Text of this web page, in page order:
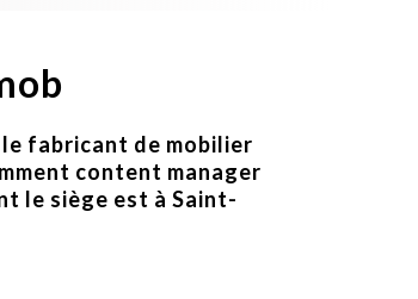
29 JUILLET 2026
LES RENDEZ-VOUS MÉDIA
INFLUENCE IA
fabricant de mobilier
content manager
le siège est à Saint-